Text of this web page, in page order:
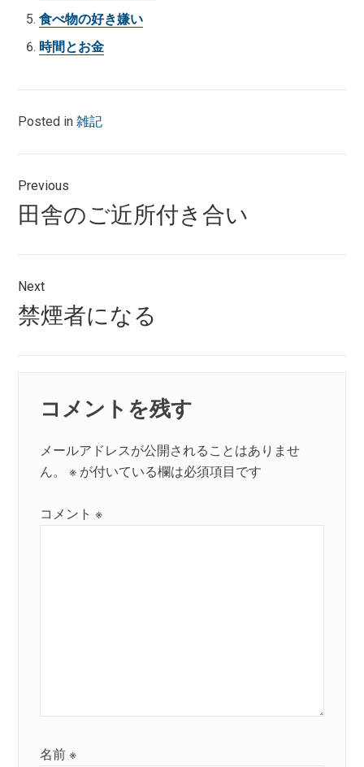
食べ物の好き嫌い
時間とお金
Posted in雑記
投
稿
ナ
ビ
ゲ
ー
シ
ョ
ン
Previous
Previous
post:
田舎のご近所付き合い
Next
Next
post:
禁煙者になる
コメントを残す
メールアドレスが公開されることはありませ
ん。
※ が付いている欄は必須項目です
コメント※
名前※